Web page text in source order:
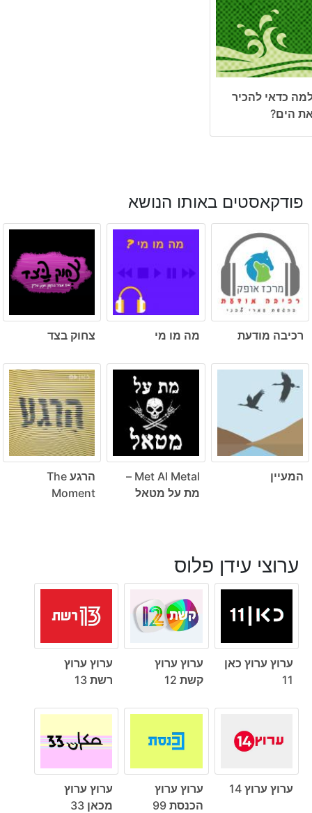
כדאי להכיר
הים?
פודקאסטים באותו הנושא
רכיבה מודעת מה מו מי צחוק בצד
המעיין
Met Al Metal –
מת על מטאל
הרגע The
Moment
ערוצי עידן פלוס
ערוץ ערוץ כאן
11
ערוץ ערוץ
קשת 12
ערוץ ערוץ
רשת 13
ערוץ ערוץ 14
ערוץ ערוץ
הכנסת 99
ערוץ ערוץ
מכאן 33